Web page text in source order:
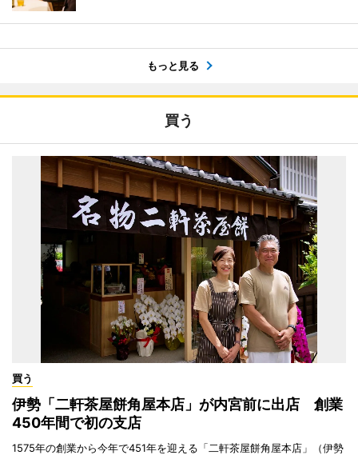
もっと見る
買う
買う
伊勢「二軒茶屋餅角屋本店」が内宮前に出店 創業
450年間で初の支店
1575年の創業から今年で451年を迎える「二軒茶屋餅角屋本店」（伊勢